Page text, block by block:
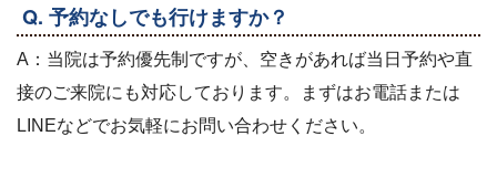
Q. 予約なしでも行けますか？
A：当院は予約優先制ですが、空きがあれば当日予約や直
接のご来院にも対応しております。まずはお電話または
LINEなどでお気軽にお問い合わせください。